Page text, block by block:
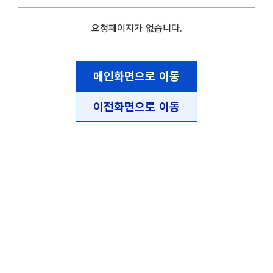
요청페이지가 없습니다.
메인화면으로 이동
이전화면으로 이동